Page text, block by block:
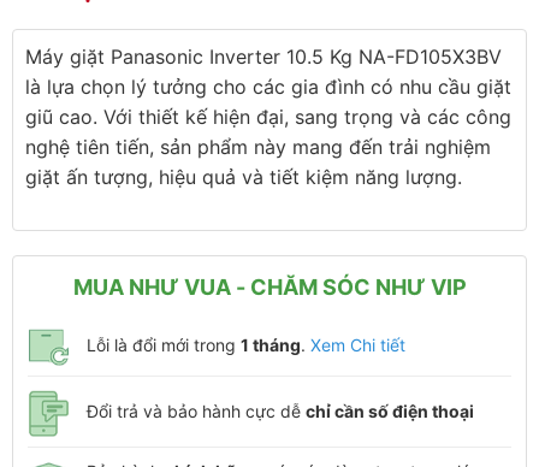
Máy giặt Panasonic Inverter 10.5 Kg NA-FD105X3BV
là lựa chọn lý tưởng cho các gia đình có nhu cầu giặt
giũ cao. Với thiết kế hiện đại, sang trọng và các công
nghệ tiên tiến, sản phẩm này mang đến trải nghiệm
giặt ấn tượng, hiệu quả và tiết kiệm năng lượng.
MUA NHƯ VUA - CHĂM SÓC NHƯ VIP
Lỗi là đổi mới trong 1 tháng. Xem Chi tiết
Đổi trả và bảo hành cực dễ chỉ cần số điện thoại